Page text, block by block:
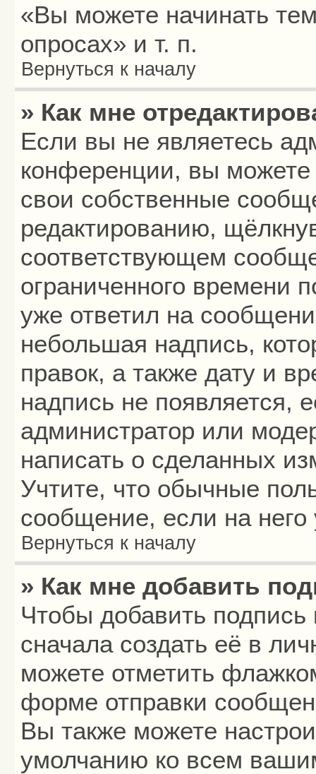
«Вы можете начинать
опросах» и т. п.
Вернуться к началу
» Как мне
Если вы не являетесь
конференции, вы можете
свои собственные
редактированию,
соответствующем
ограниченного времени
уже ответил на
небольшая надпись,
правок, а также дату и
надпись не появляется,
администратор или
написать о сделанных
Учтите, что обычные
сообщение, если на него
Вернуться к началу
» Как мне добавить
Чтобы добавить
сначала создать её в
можете отметить
форме отправки
Вы также можете
умолчанию ко всем